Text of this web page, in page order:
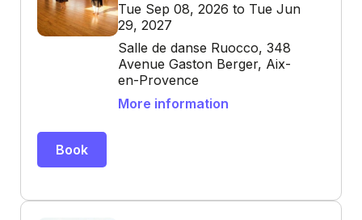
Tue Sep 08, 2026 to Tue Jun
29, 2027
Salle de danse Ruocco, 348
Avenue Gaston Berger, Aix-
en-Provence
More information
Book